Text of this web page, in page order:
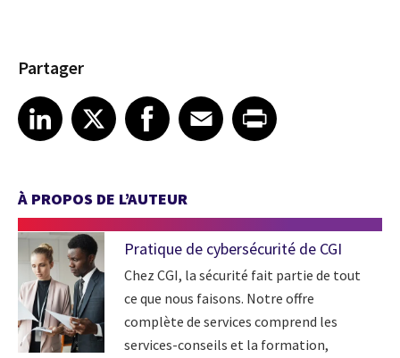
Partager
Share article on LinkedIn
LinkedIn
Share article on XShare article on Facebook
Facebook
Share article on Email
EmailShare article on Print
À PROPOS DE L’AUTEUR
Pratique de cybersécurité de CGI
Chez CGI, la sécurité fait partie de tout
ce que nous faisons. Notre offre
complète de services comprend les
services-conseils et la formation,